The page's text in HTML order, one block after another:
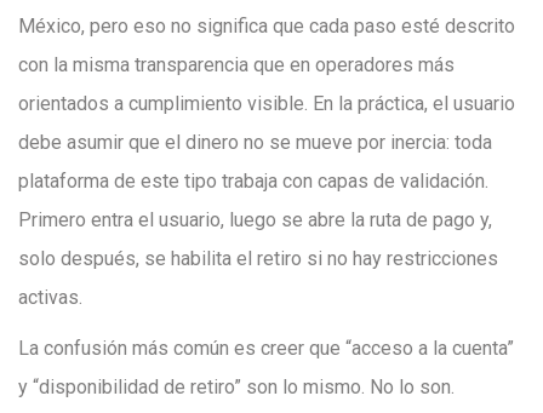
México, pero eso no significa que cada paso esté descrito
con la misma transparencia que en operadores más
orientados a cumplimiento visible. En la práctica, el usuario
debe asumir que el dinero no se mueve por inercia: toda
plataforma de este tipo trabaja con capas de validación.
Primero entra el usuario, luego se abre la ruta de pago y,
solo después, se habilita el retiro si no hay restricciones
activas.
La confusión más común es creer que “acceso a la cuenta”
y “disponibilidad de retiro” son lo mismo. No lo son.